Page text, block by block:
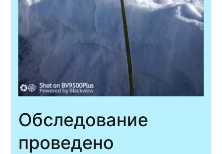
Обследование
проведено